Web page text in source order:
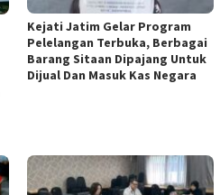
Kejati Jatim Gelar Program
Pelelangan Terbuka, Berbagai
Barang Sitaan Dipajang Untuk
Dijual Dan Masuk Kas Negara